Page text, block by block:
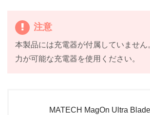
注意
本製品には充電器が付属していません
力が可能な充電器を使用ください。
MATECH MagOn Ultra